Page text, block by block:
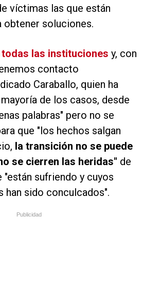
víctimas las que están
obtener soluciones.
las instituciones y, con
contacto
Caraballo, quien ha
de los casos, desde
palabras" pero no se
que "los hechos salgan
la transición no se puede
se cierren las heridas" de
"están sufriendo y cuyos
han sido conculcados".
Publicidad